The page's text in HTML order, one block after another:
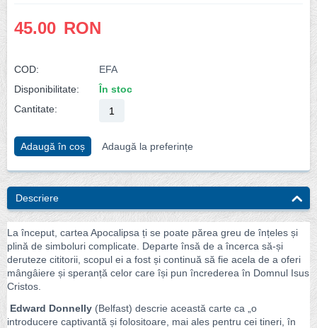
45.00 RON
COD:
EFA
Disponibilitate:
În stoc
Cantitate:
Adaugă în coș Adaugă la preferințe
Descriere
La început, cartea Apocalipsa ți se poate părea greu de înțeles și
plină de simboluri complicate. Departe însă de a încerca să-și
deruteze cititorii, scopul ei a fost și continuă să fie acela de a oferi
mângâiere și speranță celor care își pun încrederea în Domnul Isus
Cristos.
Edward Donnelly (Belfast) descrie această carte ca „o
introducere captivantă și folositoare, mai ales pentru cei tineri, în